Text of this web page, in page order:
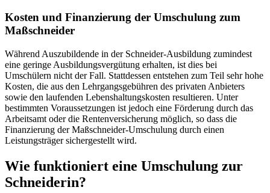
Kosten und Finanzierung der Umschulung zum
Maßschneider
Während Auszubildende in der Schneider-Ausbildung zumindest
eine geringe Ausbildungsvergütung erhalten, ist dies bei
Umschülern nicht der Fall. Stattdessen entstehen zum Teil sehr hohe
Kosten, die aus den Lehrgangsgebühren des privaten Anbieters
sowie den laufenden Lebenshaltungskosten resultieren. Unter
bestimmten Voraussetzungen ist jedoch eine Förderung durch das
Arbeitsamt oder die Rentenversicherung möglich, so dass die
Finanzierung der Maßschneider-Umschulung durch einen
Leistungsträger sichergestellt wird.
Wie funktioniert eine Umschulung zur
Schneiderin?